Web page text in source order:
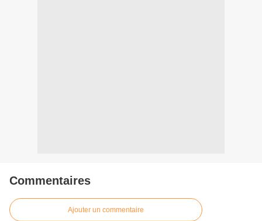
Commentaires
Ajouter un commentaire